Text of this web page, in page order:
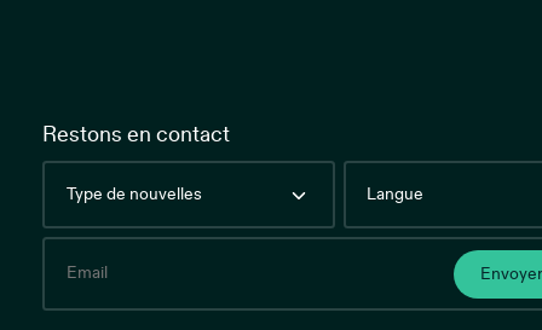
Restons en contact